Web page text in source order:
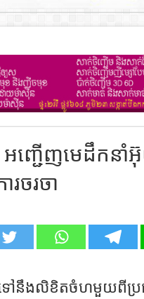
អញ្ជើញមេដឹកនាំ
រចរចា
បទៅនឹងលិខិតចំហមួយពីប្